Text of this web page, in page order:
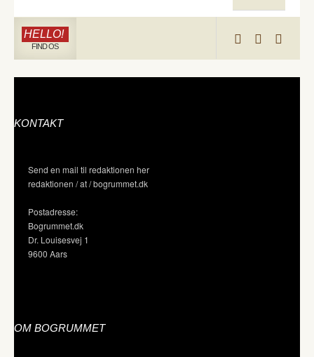
HELLO!
FIND OS
KONTAKT
Send en mail til redaktionen her
redaktionen / at / bogrummet.dk
Postadresse:
Bogrummet.dk
Dr. Louisesvej 1
9600 Aars
OM BOGRUMMET